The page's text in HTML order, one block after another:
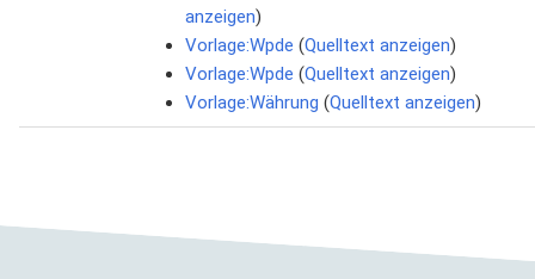
anzeigen)
Vorlage:Wpde (Quelltext anzeigen)
Vorlage:Wpde (Quelltext anzeigen)
Vorlage:Währung (Quelltext anzeigen)